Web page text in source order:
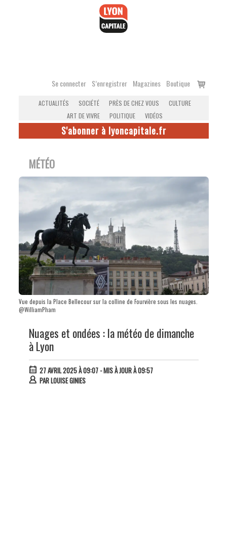
Se connecter S’enregistrer Magazines Boutique
Voir
ACTUALITÉS SOCIÉTÉ PRÈS DE CHEZ VOUS
CULTURE
ART DE VIVRE
POLITIQUE VIDÉOS
S'abonner à lyoncapitale.fr
MÉTÉO
Vue depuis la Place Bellecour sur la colline de Fourvière sous les nuages.
@WilliamPham
Nuages et ondées : la météo de dimanche
à Lyon
27 AVRIL 2025 À 09:07- MIS À JOUR À 09:57
PARLOUISE GINIES